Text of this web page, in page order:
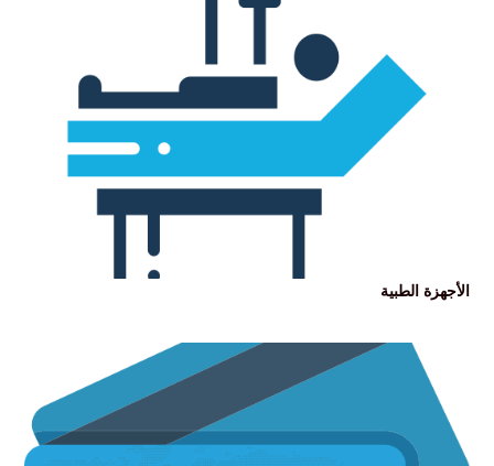
الاجهزة الطبية
يسهم هذا المشروع بتوفير الأجهزة الطبية للمرضى بالجمعية
التفاصيل
الأجهزة الطبية
التبرع العام